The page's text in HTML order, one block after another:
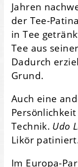
Jahren
der Tee-
in Tee
Tee aus
Dadurch
Grund.
Auch eine
Technik. Udo
Likör
Im Europa-